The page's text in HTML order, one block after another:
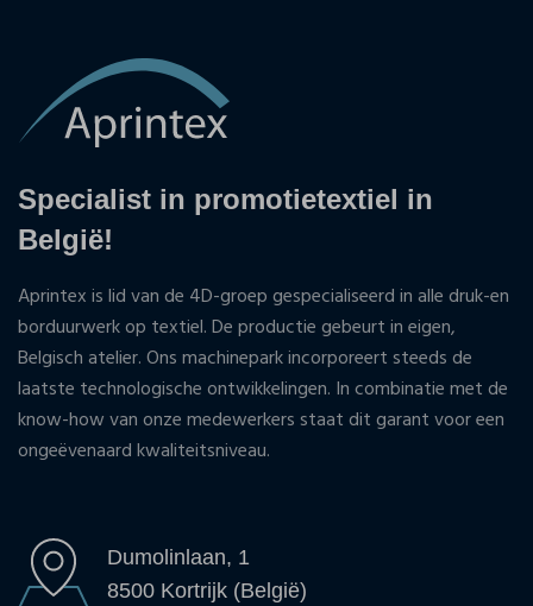
Specialist in promotietextiel in
België!
Aprintex is lid van de 4D-groep gespecialiseerd in alle druk-en
borduurwerk op textiel. De productie gebeurt in eigen,
Belgisch atelier. Ons machinepark incorporeert steeds de
laatste technologische ontwikkelingen. In combinatie met de
know-how van onze medewerkers staat dit garant voor een
ongeëvenaard kwaliteitsniveau.
Dumolinlaan, 1
8500 Kortrijk (België)